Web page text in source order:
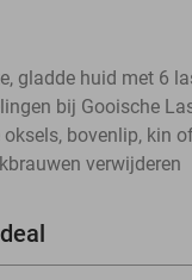
gladde huid met 6
bij Gooische
bovenlip, kin
verwijderen